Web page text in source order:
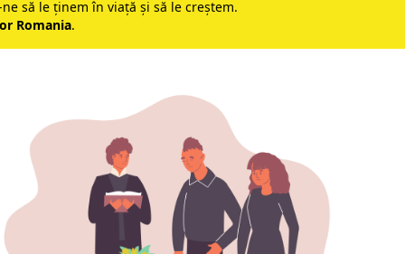
să le ținem în viață și să le creștem.
Romania.